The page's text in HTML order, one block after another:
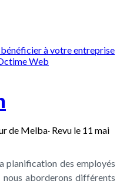
à votre entreprise
Web
de Melba· Revu le 11 mai
planification des employés
aborderons différents